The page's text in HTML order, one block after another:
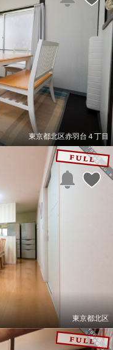
東京都北区赤羽台４丁目
東京都北区